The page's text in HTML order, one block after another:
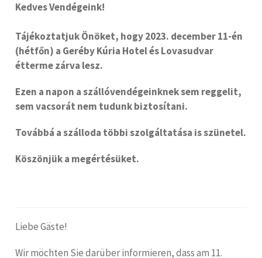
Kedves Vendégeink!
Tájékoztatjuk Önöket, hogy 2023. december 11-én
(hétfőn) a Geréby Kúria Hotel és Lovasudvar
étterme zárva lesz.
Ezen a napon a szállóvendégeinknek sem reggelit,
sem vacsorát nem tudunk biztosítani.
Továbbá a szálloda többi szolgáltatása is szünetel.
Köszönjük a megértésüket.
Liebe Gäste!
Wir möchten Sie darüber informieren, dass am 11.